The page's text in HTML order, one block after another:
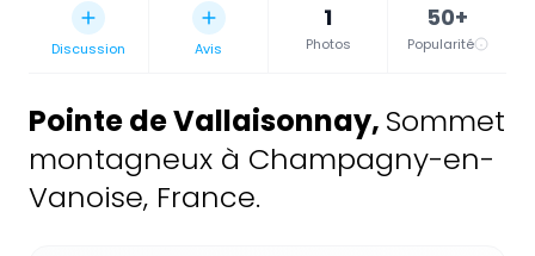
Discussion Avis
1
Photos
50+
Popularité
Pointe de Vallaisonnay, Sommet
montagneux à Champagny-en-
Vanoise, France.